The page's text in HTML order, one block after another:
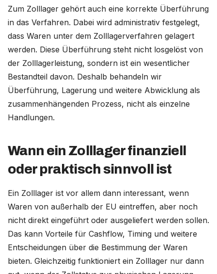
Zum Zolllager gehört auch eine korrekte Überführung
in das Verfahren. Dabei wird administrativ festgelegt,
dass Waren unter dem Zolllagerverfahren gelagert
werden. Diese Überführung steht nicht losgelöst von
der Zolllagerleistung, sondern ist ein wesentlicher
Bestandteil davon. Deshalb behandeln wir
Überführung, Lagerung und weitere Abwicklung als
zusammenhängenden Prozess, nicht als einzelne
Handlungen.
Wann ein Zolllager finanziell
oder praktisch sinnvoll ist
Ein Zolllager ist vor allem dann interessant, wenn
Waren von außerhalb der EU eintreffen, aber noch
nicht direkt eingeführt oder ausgeliefert werden sollen.
Das kann Vorteile für Cashflow, Timing und weitere
Entscheidungen über die Bestimmung der Waren
bieten. Gleichzeitig funktioniert ein Zolllager nur dann